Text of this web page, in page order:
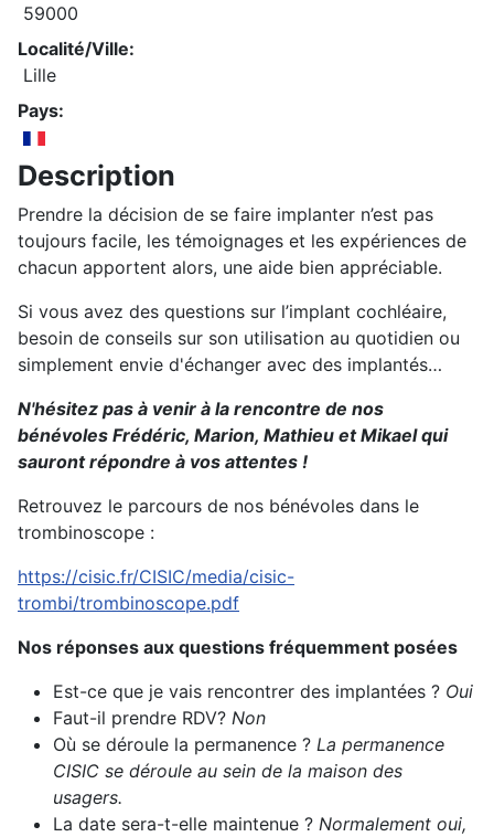
59000
Localité/Ville:
Lille
Pays:
Description
Prendre la décision de se faire implanter n’est pas
toujours facile, les témoignages et les expériences de
chacun apportent alors, une aide bien appréciable.
Si vous avez des questions sur l’implant cochléaire,
besoin de conseils sur son utilisation au quotidien ou
simplement envie d'échanger avec des implantés…
N'hésitez pas à venir à la rencontre de nos
bénévoles Frédéric, Marion, Mathieu et Mikael qui
sauront répondre à vos attentes !
Retrouvez le parcours de nos bénévoles dans le
trombinoscope :
https://cisic.fr/CISIC/media/cisic-
trombi/trombinoscope.pdf
Nos réponses aux questions fréquemment posées
Est-ce que je vais rencontrer des implantées ? Oui
Faut-il prendre RDV? Non
Où se déroule la permanence ? La permanence
CISIC se déroule au sein de la maison des
usagers.
La date sera-t-elle maintenue ? Normalement oui,